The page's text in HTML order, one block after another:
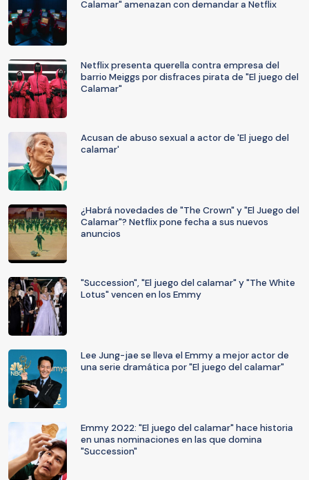
Calamar" amenazan con demandar a Netflix
Netflix presenta querella contra empresa del
barrio Meiggs por disfraces pirata de "El juego del
Calamar"
Acusan de abuso sexual a actor de 'El juego del
calamar'
¿Habrá novedades de "The Crown" y "El Juego del
Calamar"? Netflix pone fecha a sus nuevos
anuncios
"Succession", "El juego del calamar" y "The White
Lotus" vencen en los Emmy
Lee Jung-jae se lleva el Emmy a mejor actor de
una serie dramática por "El juego del calamar"
Emmy 2022: "El juego del calamar" hace historia
en unas nominaciones en las que domina
"Succession"